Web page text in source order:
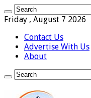
Friday , August 7 2026
Contact Us
Advertise With Us
About